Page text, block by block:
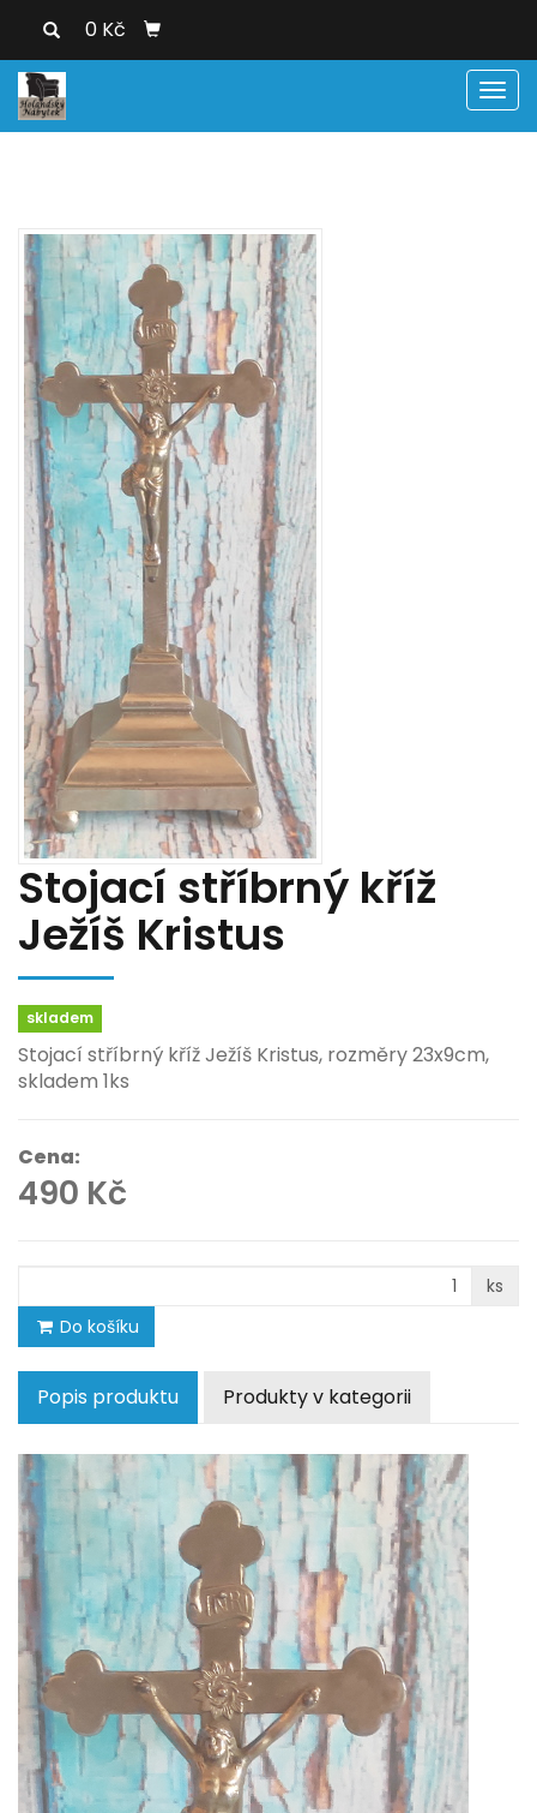
0 Kč
Stojací stříbrný kříž
Ježíš Kristus
skladem
Stojací stříbrný kříž Ježíš Kristus, rozměry 23x9cm,
skladem 1ks
Cena:
490 Kč
ks
Do košíku
Popis produktu Produkty v kategorii